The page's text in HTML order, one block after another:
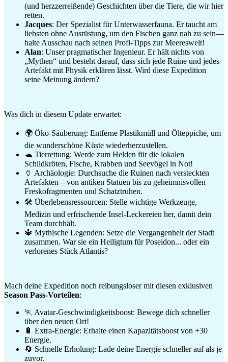
(und herzzerreißende) Geschichten über die Tiere, die wir hier
retten.
Jacques: Der Spezialist für Unterwasserfauna. Er taucht am
liebsten ohne Ausrüstung, um den Fischen ganz nah zu sein—
halte Ausschau nach seinen Profi-Tipps zur Meereswelt!
Alan: Unser pragmatischer Ingenieur. Er hält nichts von
„Mythen“ und besteht darauf, dass sich jede Ruine und jedes
Artefakt mit Physik erklären lässt. Wird diese Expedition
seine Meinung ändern?
Was dich in diesem Update erwartet:
🌍 Öko-Säuberung: Entferne Plastikmüll und Ölteppiche, um
die wunderschöne Küste wiederherzustellen.
🐢 Tierrettung: Werde zum Helden für die lokalen
Schildkröten, Fische, Krabben und Seevögel in Not!
🏺 Archäologie: Durchsuche die Ruinen nach versteckten
Artefakten—von antiken Statuen bis zu geheimnisvollen
Freskofragmenten und Schatztruhen.
🛠️ Überlebensressourcen: Stelle wichtige Werkzeuge,
Medizin und erfrischende Insel-Leckereien her, damit dein
Team durchhält.
🔱 Mythische Legenden: Setze die Vergangenheit der Stadt
zusammen. War sie ein Heiligtum für Poseidon... oder ein
verlorenes Stück Atlantis?
Mach deine Expedition noch reibungsloser mit diesen exklusiven
Season Pass-Vorteilen:
🏃 Avatar-Geschwindigkeitsboost: Bewege dich schneller
über den neuen Ort!
🔋 Extra-Energie: Erhalte einen Kapazitätsboost von +30
Energie.
🔄 Schnelle Erholung: Lade deine Energie schneller auf als je
zuvor.